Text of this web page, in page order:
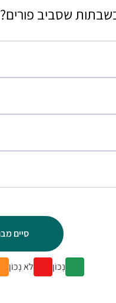
שסביב פורים?
נָכוֹן לֹא נָכוֹן